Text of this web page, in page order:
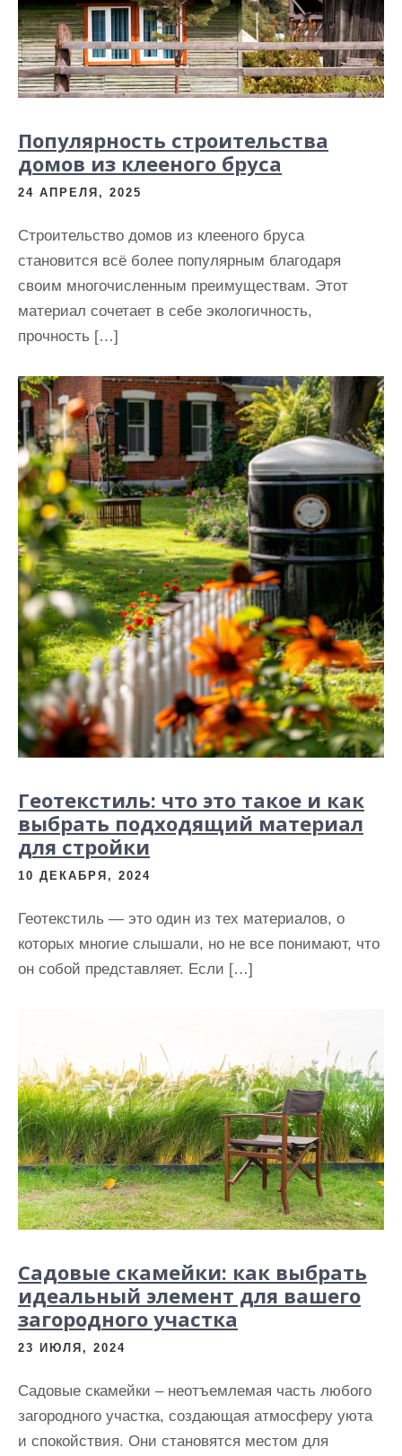
Популярность строительства
домов из клееного бруса
24 АПРЕЛЯ, 2025
Строительство домов из клееного бруса
становится всё более популярным благодаря
своим многочисленным преимуществам. Этот
материал сочетает в себе экологичность,
прочность […]
Геотекстиль: что это такое и как
выбрать подходящий материал
для стройки
10 ДЕКАБРЯ, 2024
Геотекстиль — это один из тех материалов, о
которых многие слышали, но не все понимают, что
он собой представляет. Если […]
Садовые скамейки: как выбрать
идеальный элемент для вашего
загородного участка
23 ИЮЛЯ, 2024
Садовые скамейки – неотъемлемая часть любого
загородного участка, создающая атмосферу уюта
и спокойствия. Они становятся местом для